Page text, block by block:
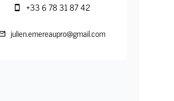
+33 6 78 31 87 42
julien.emereaupro@gmail.com